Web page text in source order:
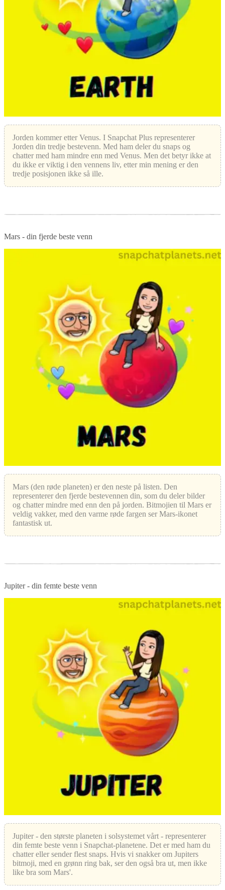
Jorden kommer etter Venus. I Snapchat Plus representerer
Jorden din tredje bestevenn. Med ham deler du snaps og
chatter med ham mindre enn med Venus. Men det betyr ikke at
du ikke er viktig i den vennens liv, etter min mening er den
tredje posisjonen ikke så ille.
Mars - din fjerde beste venn
Mars (den røde planeten) er den neste på listen. Den
representerer den fjerde bestevennen din, som du deler bilder
og chatter mindre med enn den på jorden. Bitmojien til Mars er
veldig vakker, med den varme røde fargen ser Mars-ikonet
fantastisk ut.
Jupiter - din femte beste venn
Jupiter - den største planeten i solsystemet vårt - representerer
din femte beste venn i Snapchat-planetene. Det er med ham du
chatter eller sender flest snaps. Hvis vi snakker om Jupiters
bitmoji, med en grønn ring bak, ser den også bra ut, men ikke
like bra som Mars'.